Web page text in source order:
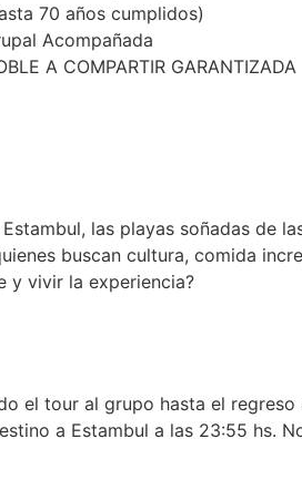
70 años cumplidos)
Acompañada
A COMPARTIR GARANTIZADA
las playas soñadas de
buscan cultura, comida
y vivir la experiencia?
el tour al grupo hasta el
a Estambul a las 23:55 hs.